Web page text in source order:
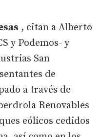
, citan a Alberto
y Podemos- y
San
de
a través de
Renovables
eólicos cedidos